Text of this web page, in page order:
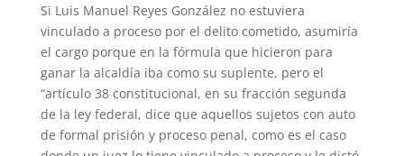
Si Luis Manuel Reyes González no estuviera
vinculado a proceso por el delito cometido, asumiría
el cargo porque en la fórmula que hicieron para
ganar la alcaldía iba como su suplente, pero el
“artículo 38 constitucional, en su fracción segunda
de la ley federal, dice que aquellos sujetos con auto
de formal prisión y proceso penal, como es el caso